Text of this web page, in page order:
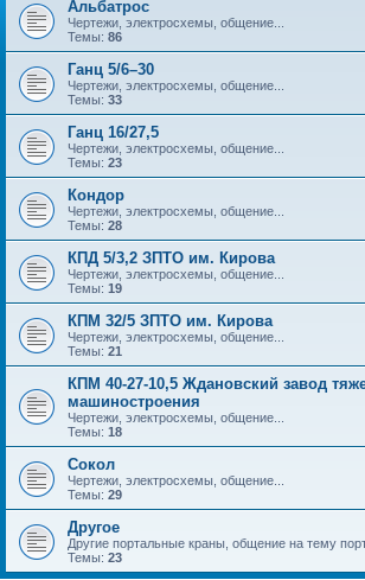
Альбатрос
Чертежи, электросхемы, общение...
Темы: 86
Ганц 5/6–30
Чертежи, электросхемы, общение...
Темы: 33
Ганц 16/27,5
Чертежи, электросхемы, общение...
Темы: 23
Кондор
Чертежи, электросхемы, общение...
Темы: 28
КПД 5/3,2 ЗПТО им. Кирова
Чертежи, электросхемы, общение...
Темы: 19
КПМ 32/5 ЗПТО им. Кирова
Чертежи, электросхемы, общение...
Темы: 21
КПМ 40-27-10,5 Ждановский завод
машиностроения
Чертежи, электросхемы, общение...
Темы: 18
Сокол
Чертежи, электросхемы, общение...
Темы: 29
Другое
Другие портальные краны, общение на тему
Темы: 23